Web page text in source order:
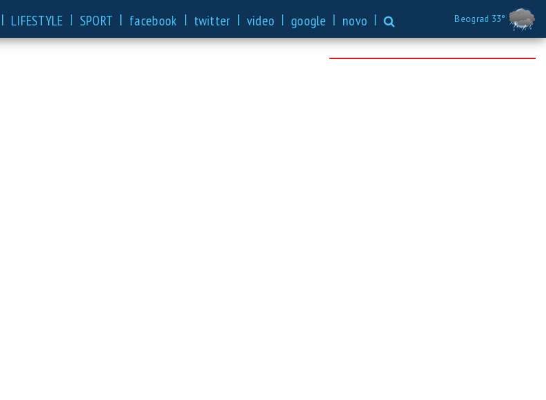
Beograd 33°
| LIFESTYLE | SPORT | facebook | twitter | video | google | novo |